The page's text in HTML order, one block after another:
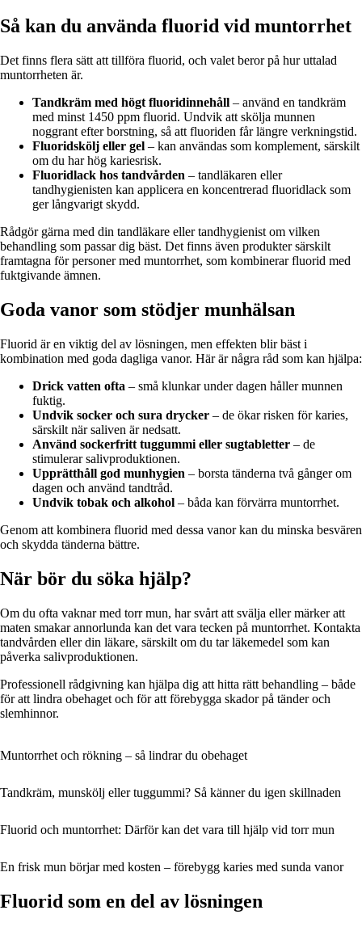
Så kan du använda fluorid vid muntorrhet
Det finns flera sätt att tillföra fluorid, och valet beror på hur uttalad
muntorrheten är.
Tandkräm med högt fluoridinnehåll – använd en tandkräm
med minst 1450 ppm fluorid. Undvik att skölja munnen
noggrant efter borstning, så att fluoriden får längre verkningstid.
Fluoridskölj eller gel – kan användas som komplement, särskilt
om du har hög kariesrisk.
Fluoridlack hos tandvården – tandläkaren eller
tandhygienisten kan applicera en koncentrerad fluoridlack som
ger långvarigt skydd.
Rådgör gärna med din tandläkare eller tandhygienist om vilken
behandling som passar dig bäst. Det finns även produkter särskilt
framtagna för personer med muntorrhet, som kombinerar fluorid med
fuktgivande ämnen.
Goda vanor som stödjer munhälsan
Fluorid är en viktig del av lösningen, men effekten blir bäst i
kombination med goda dagliga vanor. Här är några råd som kan hjälpa:
Drick vatten ofta – små klunkar under dagen håller munnen
fuktig.
Undvik socker och sura drycker – de ökar risken för karies,
särskilt när saliven är nedsatt.
Använd sockerfritt tuggummi eller sugtabletter – de
stimulerar salivproduktionen.
Upprätthåll god munhygien – borsta tänderna två gånger om
dagen och använd tandtråd.
Undvik tobak och alkohol – båda kan förvärra muntorrhet.
Genom att kombinera fluorid med dessa vanor kan du minska besvären
och skydda tänderna bättre.
När bör du söka hjälp?
Om du ofta vaknar med torr mun, har svårt att svälja eller märker att
maten smakar annorlunda kan det vara tecken på muntorrhet. Kontakta
tandvården eller din läkare, särskilt om du tar läkemedel som kan
påverka salivproduktionen.
Professionell rådgivning kan hjälpa dig att hitta rätt behandling – både
för att lindra obehaget och för att förebygga skador på tänder och
slemhinnor.
Muntorrhet och rökning – så lindrar du obehaget
Tandkräm, munskölj eller tuggummi? Så känner du igen skillnaden
Fluorid och muntorrhet: Därför kan det vara till hjälp vid torr mun
En frisk mun börjar med kosten – förebygg karies med sunda vanor
Fluorid som en del av lösningen